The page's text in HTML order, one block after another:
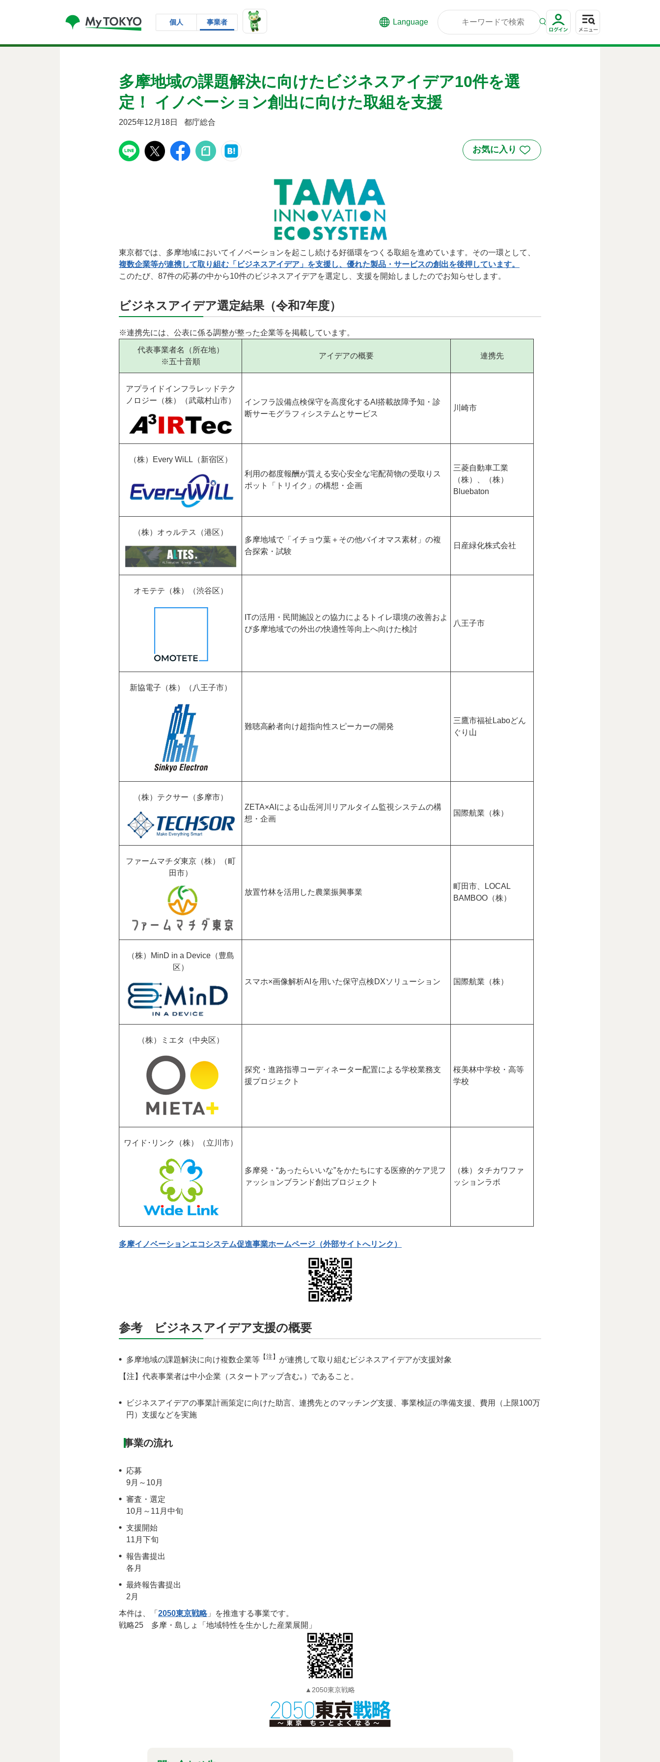
個人 事業者 Language
多摩地域の課題解決に向けたビジネスアイデア10件を選
定！ イノベーション創出に向けた取組を支援
2025年12月18日 都庁総合
東京都では、多摩地域においてイノベーションを起こし続ける好循環をつくる取組を進めています。その一環として、
複数企業等が連携して取り組む「ビジネスアイデア」を支援し、優れた製品・サービスの創出を後押しています。
このたび、87件の応募の中から10件のビジネスアイデアを選定し、支援を開始しましたのでお知らせします。
ビジネスアイデア選定結果（令和7年度）
※連携先には、公表に係る調整が整った企業等を掲載しています。
代表事業者名（所在地）
※五十音順
アイデアの概要 連携先
アプライドインフラレッドテク
ノロジー（株）（武蔵村山市）
インフラ設備点検保守を高度化するAI搭載故障予知・診
断サーモグラフィシステムとサービス
川崎市
（株）Every WiLL（新宿区）
利用の都度報酬が貰える安心安全な宅配荷物の受取りス
ポット「トリイク」の構想・企画
三菱自動車工業
（株）、（株）
Bluebaton
（株）オゥルテス（港区）
多摩地域で「イチョウ葉＋その他バイオマス素材」の複
合探索・試験
日産緑化株式会社
オモテテ（株）（渋谷区）
ITの活用・民間施設との協力によるトイレ環境の改善およ
び多摩地域での外出の快適性等向上へ向けた検討
八王子市
新協電子（株）（八王子市）
難聴高齢者向け超指向性スピーカーの開発
三鷹市福祉Laboどん
ぐり山
（株）テクサー（多摩市）
ZETA×AIによる山岳河川リアルタイム監視システムの構
想・企画
国際航業（株）
ファームマチダ東京（株）（町
田市）
放置竹林を活用した農業振興事業
町田市、LOCAL
BAMBOO（株）
（株）MinD in a Device（豊島
区）
スマホ×画像解析AIを用いた保守点検DXソリューション
国際航業（株）
（株）ミエタ（中央区）
探究・進路指導コーディネーター配置による学校業務支
援プロジェクト
桜美林中学校・高等
学校
ワイド･リンク（株）（立川市）
多摩発・“あったらいいな”をかたちにする医療的ケア児フ
ァッションブランド創出プロジェクト
（株）タチカワファ
ッションラボ
多摩イノベーションエコシステム促進事業ホームページ（外部サイトへリンク）
参考 ビジネスアイデア支援の概要
多摩地域の課題解決に向け複数企業等 【注】 が連携して取り組むビジネスアイデアが支援対象
【注】代表事業者は中小企業（スタートアップ含む｡）であること。
ビジネスアイデアの事業計画策定に向けた助言、連携先とのマッチング支援、事業検証の準備支援、費用（上限100万
円）支援などを実施
事業の流れ
応募
9月～10月
審査・選定
10月～11月中旬
支援開始
11月下旬
報告書提出
各月
最終報告書提出
2月
本件は、「 2050東京戦略」を推進する事業です。
戦略25 多摩・島しょ「地域特性を生かした産業展開」
▲2050東京戦略